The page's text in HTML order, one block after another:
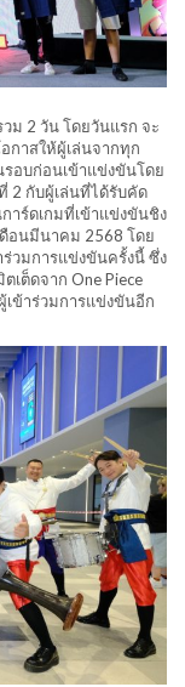
วม 2 วัน โดยวันแรก จะ
อกาสให้ผู้เล่นจากทุก
อบก่อนเข้าแข่งขันโดย
2 กับผู้เล่นที่ได้รับคัด
าร์ดเกมที่เข้าแข่งขันชิง
อนมีนาคม 2568 โดย
ร่วมการแข่งขันครั้งนี้ ซึ่ง
เต็ดจาก One Piece
เข้าร่วมการแข่งขันอีก